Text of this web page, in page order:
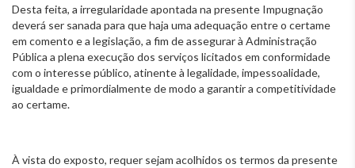
Desta feita, a irregularidade apontada na presente Impugnação
deverá ser sanada para que haja uma adequação entre o certame
em comento e a legislação, a fim de assegurar à Administração
Pública a plena execução dos serviços licitados em conformidade
com o interesse público, atinente à legalidade, impessoalidade,
igualdade e primordialmente de modo a garantir a competitividade
ao certame.
À vista do exposto, requer sejam acolhidos os termos da presente